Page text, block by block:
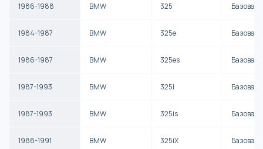
1986-1988 BMW 325 Базова
1984-1987 BMW 325e Базова
1986-1987 BMW 325es Базова
1987-1993 BMW 325i Базова
1987-1993 BMW 325is Базова
1988-1991 BMW 325iX Базова